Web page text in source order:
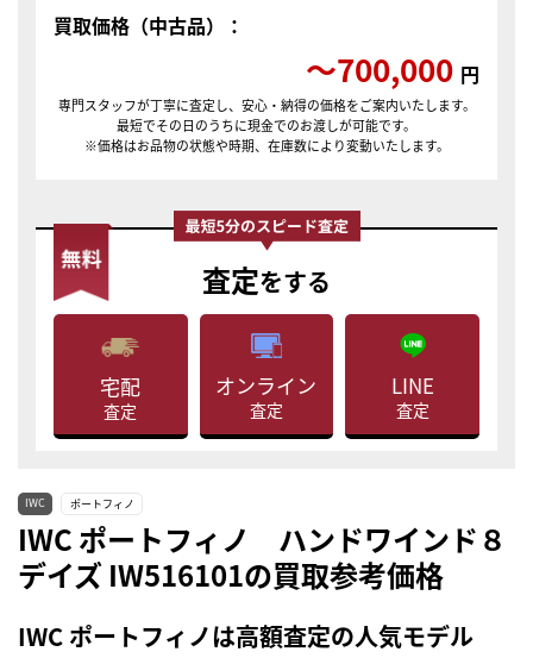
買取価格（中古品）：
〜700,000 円
専門スタッフが丁寧に査定し、安心・納得の価格をご案内いたします。
最短でその日のうちに現金でのお渡しが可能です。
※価格はお品物の状態や時期、在庫数により変動いたします。
査定をする
宅配
査定
オンライン
査定
LINE
査定
IWC ポートフィノ
IWC ポートフィノ ハンドワインド８
デイズ IW516101の買取参考価格
IWC ポートフィノは高額査定の人気モデル